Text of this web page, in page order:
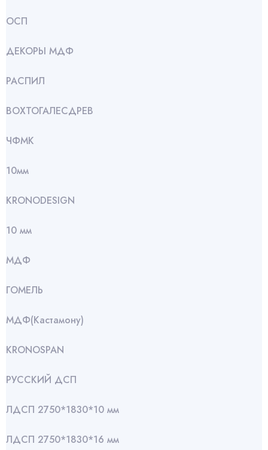
ОСП
ДЕКОРЫ МДФ
РАСПИЛ
ВОХТОГАЛЕСДРЕВ
ЧФМК
10мм
KRONODESIGN
10 мм
МДФ
ГОМЕЛЬ
МДФ(Кастамону)
KRONOSPAN
РУССКИЙ ДСП
ЛДСП 2750*1830*10 мм
ЛДСП 2750*1830*16 мм